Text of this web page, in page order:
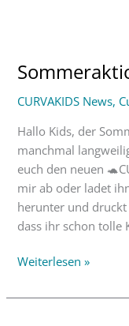
CURVAKIDS News,
Hallo Kids, der
manchmal
euch den neuen
mir ab oder ladet
herunter und
dass ihr schon tolle
Weiterlesen »